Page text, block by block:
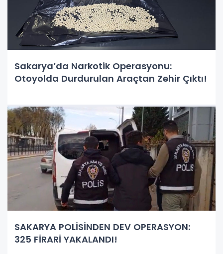
Sakarya’da Narkotik Operasyonu:
Otoyolda Durdurulan Araçtan Zehir Çıktı!
SAKARYA POLİSİNDEN DEV OPERASYON:
325 FİRARİ YAKALANDI!